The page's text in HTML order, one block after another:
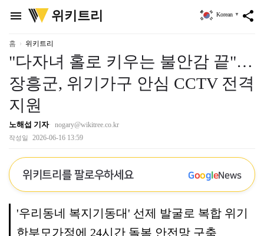
menu
위
키
리
위키트리 share
Korean ▼
홈 위키트리
"다자녀 홀로 키우는 불안감 끝"…
장흥군, 위기가구 안심 CCTV 전격
지원
노해섭 기자 nogary@wikitree.co.kr
작성일 2026-06-16 13:59
위키트리를 팔로우하세요 GoogleNews
'우리동네 복지기동대' 선제 발굴로 복합 위기
한부모가정에 24시간 돌봄 안전망 구축